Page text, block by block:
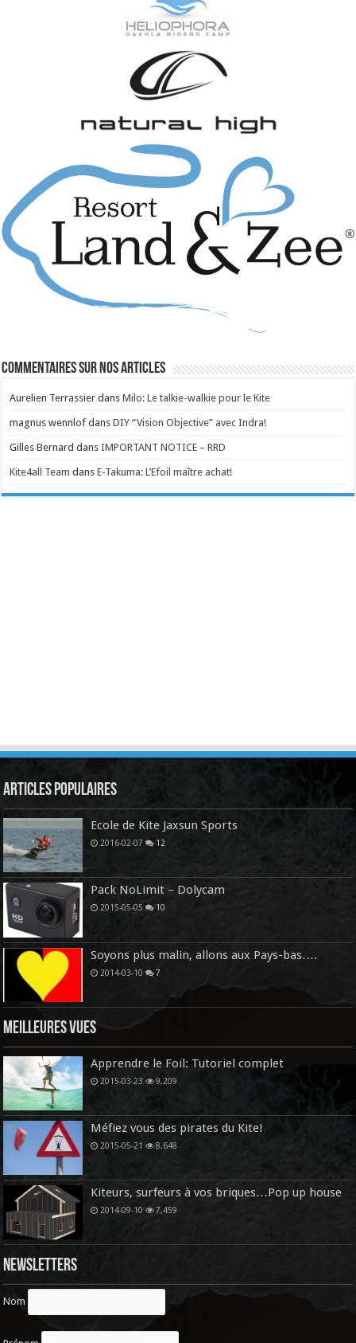
Commentaires sur nos articles
Aurelien Terrassier dansMilo: Le talkie-walkie pour le Kite
magnus wennlof dansDIY “Vision Objective” avec Indra!
Gilles Bernard dansIMPORTANT NOTICE – RRD
Kite4all Team dansE-Takuma: L’Efoil maître achat!
Articles Populaires
Ecole de Kite Jaxsun Sports
2016-02-07 12
Pack NoLimit – Dolycam
2015-05-05 10
Soyons plus malin, allons aux Pays-bas….
2014-03-10 7
Meilleures vues
Apprendre le Foil: Tutoriel complet
2015-03-23 9,209
Méfiez vous des pirates du Kite!
2015-05-21 8,648
Kiteurs, surfeurs à vos briques…Pop up house
2014-09-10 7,459
Newsletters
Nom